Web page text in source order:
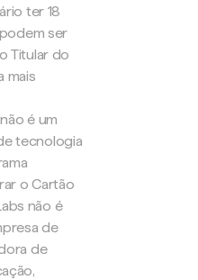
ter 18
ser
Titular do
mais
é um
tecnologia
o Cartão
não é
de
de